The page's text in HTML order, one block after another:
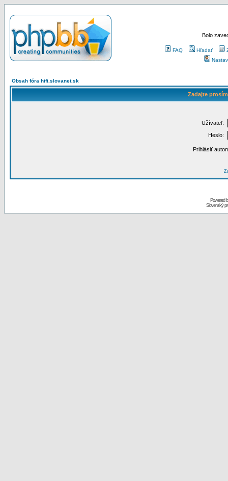
Bolo
FAQ Hľadať
Obsah fóra hifi.slovanet.sk
Zadajte
Užívateľ:
Heslo:
Prihlásiť
Powered
Slovenský